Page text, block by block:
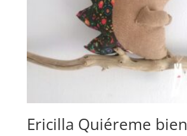
Ericilla Quiéreme bien